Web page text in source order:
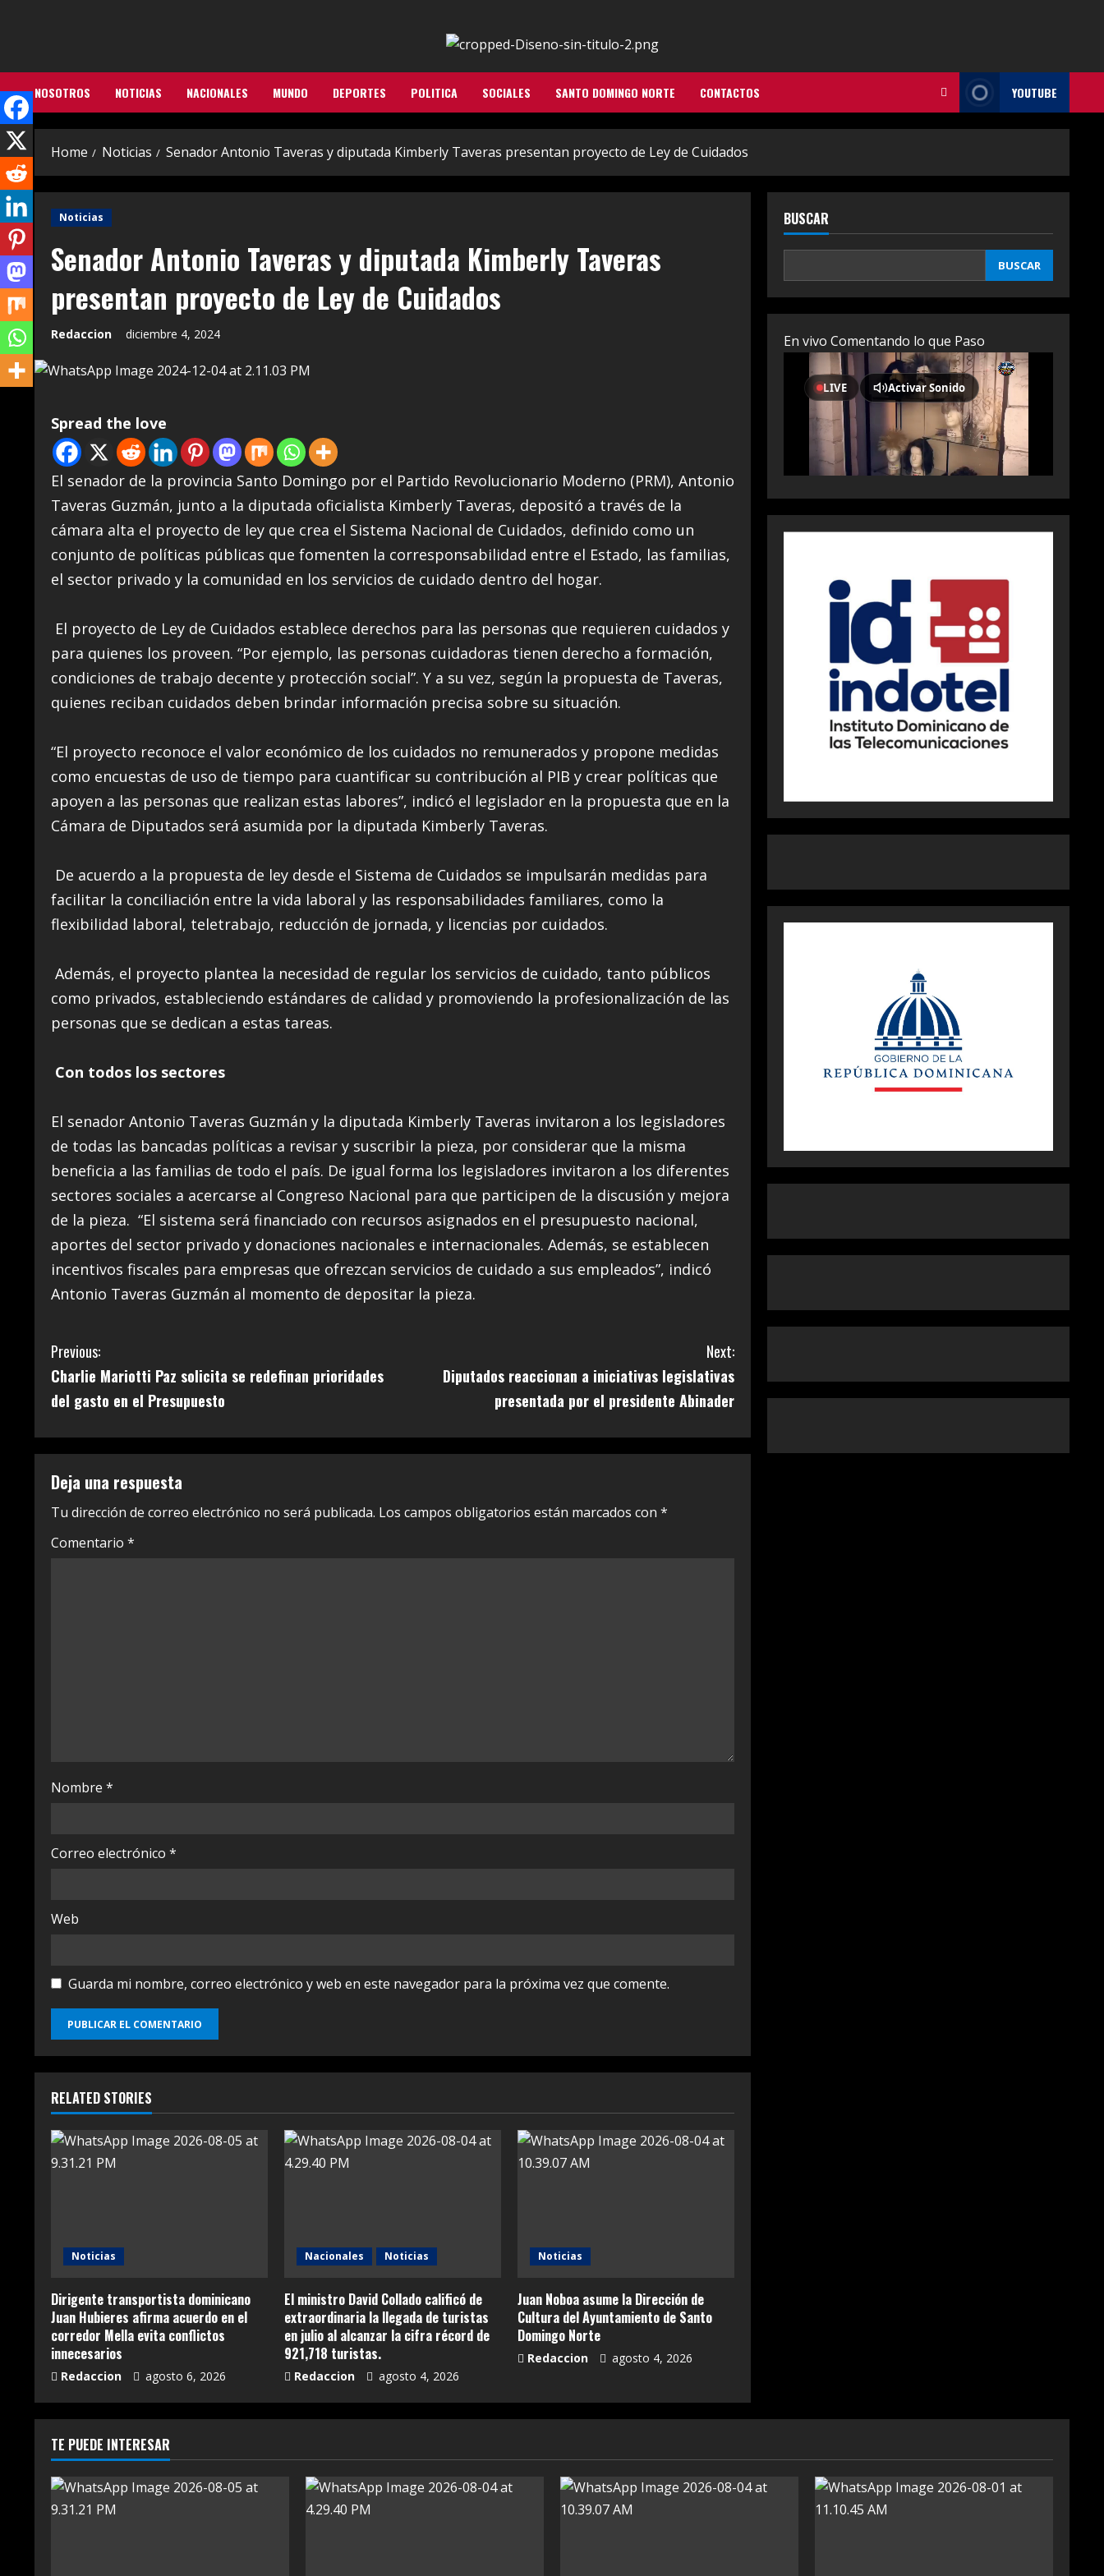
NOSOTROS NOTICIAS NACIONALES MUNDO DEPORTES POLITICA SOCIALES SANTO DOMINGO NORTE CONTACTOS YOUTUBE
Home Noticias Senador Antonio Taveras y diputada Kimberly Taveras presentan proyecto de Ley de Cuidados
Noticias
Senador Antonio Taveras y diputada Kimberly Taveras
presentan proyecto de Ley de Cuidados
Redaccion diciembre 4, 2024
Spread the love
El senador de la provincia Santo Domingo por el Partido Revolucionario Moderno (PRM), Antonio
Taveras Guzmán, junto a la diputada oficialista Kimberly Taveras, depositó a través de la
cámara alta el proyecto de ley que crea el Sistema Nacional de Cuidados, definido como un
conjunto de políticas públicas que fomenten la corresponsabilidad entre el Estado, las familias,
el sector privado y la comunidad en los servicios de cuidado dentro del hogar.
El proyecto de Ley de Cuidados establece derechos para las personas que requieren cuidados y
para quienes los proveen. “Por ejemplo, las personas cuidadoras tienen derecho a formación,
condiciones de trabajo decente y protección social”. Y a su vez, según la propuesta de Taveras,
quienes reciban cuidados deben brindar información precisa sobre su situación.
“El proyecto reconoce el valor económico de los cuidados no remunerados y propone medidas
como encuestas de uso de tiempo para cuantificar su contribución al PIB y crear políticas que
apoyen a las personas que realizan estas labores”, indicó el legislador en la propuesta que en la
Cámara de Diputados será asumida por la diputada Kimberly Taveras.
De acuerdo a la propuesta de ley desde el Sistema de Cuidados se impulsarán medidas para
facilitar la conciliación entre la vida laboral y las responsabilidades familiares, como la
flexibilidad laboral, teletrabajo, reducción de jornada, y licencias por cuidados.
Además, el proyecto plantea la necesidad de regular los servicios de cuidado, tanto públicos
como privados, estableciendo estándares de calidad y promoviendo la profesionalización de las
personas que se dedican a estas tareas.
Con todos los sectores
El senador Antonio Taveras Guzmán y la diputada Kimberly Taveras invitaron a los legisladores
de todas las bancadas políticas a revisar y suscribir la pieza, por considerar que la misma
beneficia a las familias de todo el país. De igual forma los legisladores invitaron a los diferentes
sectores sociales a acercarse al Congreso Nacional para que participen de la discusión y mejora
de la pieza. “El sistema será financiado con recursos asignados en el presupuesto nacional,
aportes del sector privado y donaciones nacionales e internacionales. Además, se establecen
incentivos fiscales para empresas que ofrezcan servicios de cuidado a sus empleados”, indicó
Antonio Taveras Guzmán al momento de depositar la pieza.
C
o
t
i
n
n
g
Previous:
Charlie Mariotti Paz solicita se redefinan prioridades
del gasto en el Presupuesto
Next:
Diputados reaccionan a iniciativas legislativas
presentada por el presidente Abinader
Deja una respuesta
Tu dirección de correo electrónico no será publicada. Los campos obligatorios están marcados con *
Comentario *
Nombre *
Correo electrónico *
Web
Guarda mi nombre, correo electrónico y web en este navegador para la próxima vez que comente.
RELATED STORIES
Noticias
Dirigente transportista dominicano
Juan Hubieres afirma acuerdo en el
corredor Mella evita conflictos
innecesarios
Redaccion agosto 6, 2026
Nacionales Noticias
El ministro David Collado calificó de
extraordinaria la llegada de turistas
en julio al alcanzar la cifra récord de
921,718 turistas.
Redaccion agosto 4, 2026
Noticias
Juan Noboa asume la Dirección de
Cultura del Ayuntamiento de Santo
Domingo Norte
Redaccion agosto 4, 2026
BUSCAR
BUSCAR
En vivo Comentando lo que Paso
TE PUEDE INTERESAR